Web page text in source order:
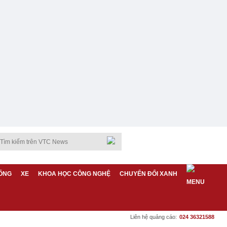
XE KHOA HỌC CÔNG NGHỆ CHUYỂN ĐỔI XANH
Liên hệ quảng cáo: 024 36321588